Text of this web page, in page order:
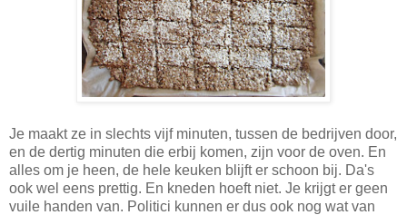
Je maakt ze in slechts vijf minuten, tussen de bedrijven door,
en de dertig minuten die erbij komen, zijn voor de oven. En
alles om je heen, de hele keuken blijft er schoon bij. Da's
ook wel eens prettig. En kneden hoeft niet. Je krijgt er geen
vuile handen van. Politici kunnen er dus ook nog wat van